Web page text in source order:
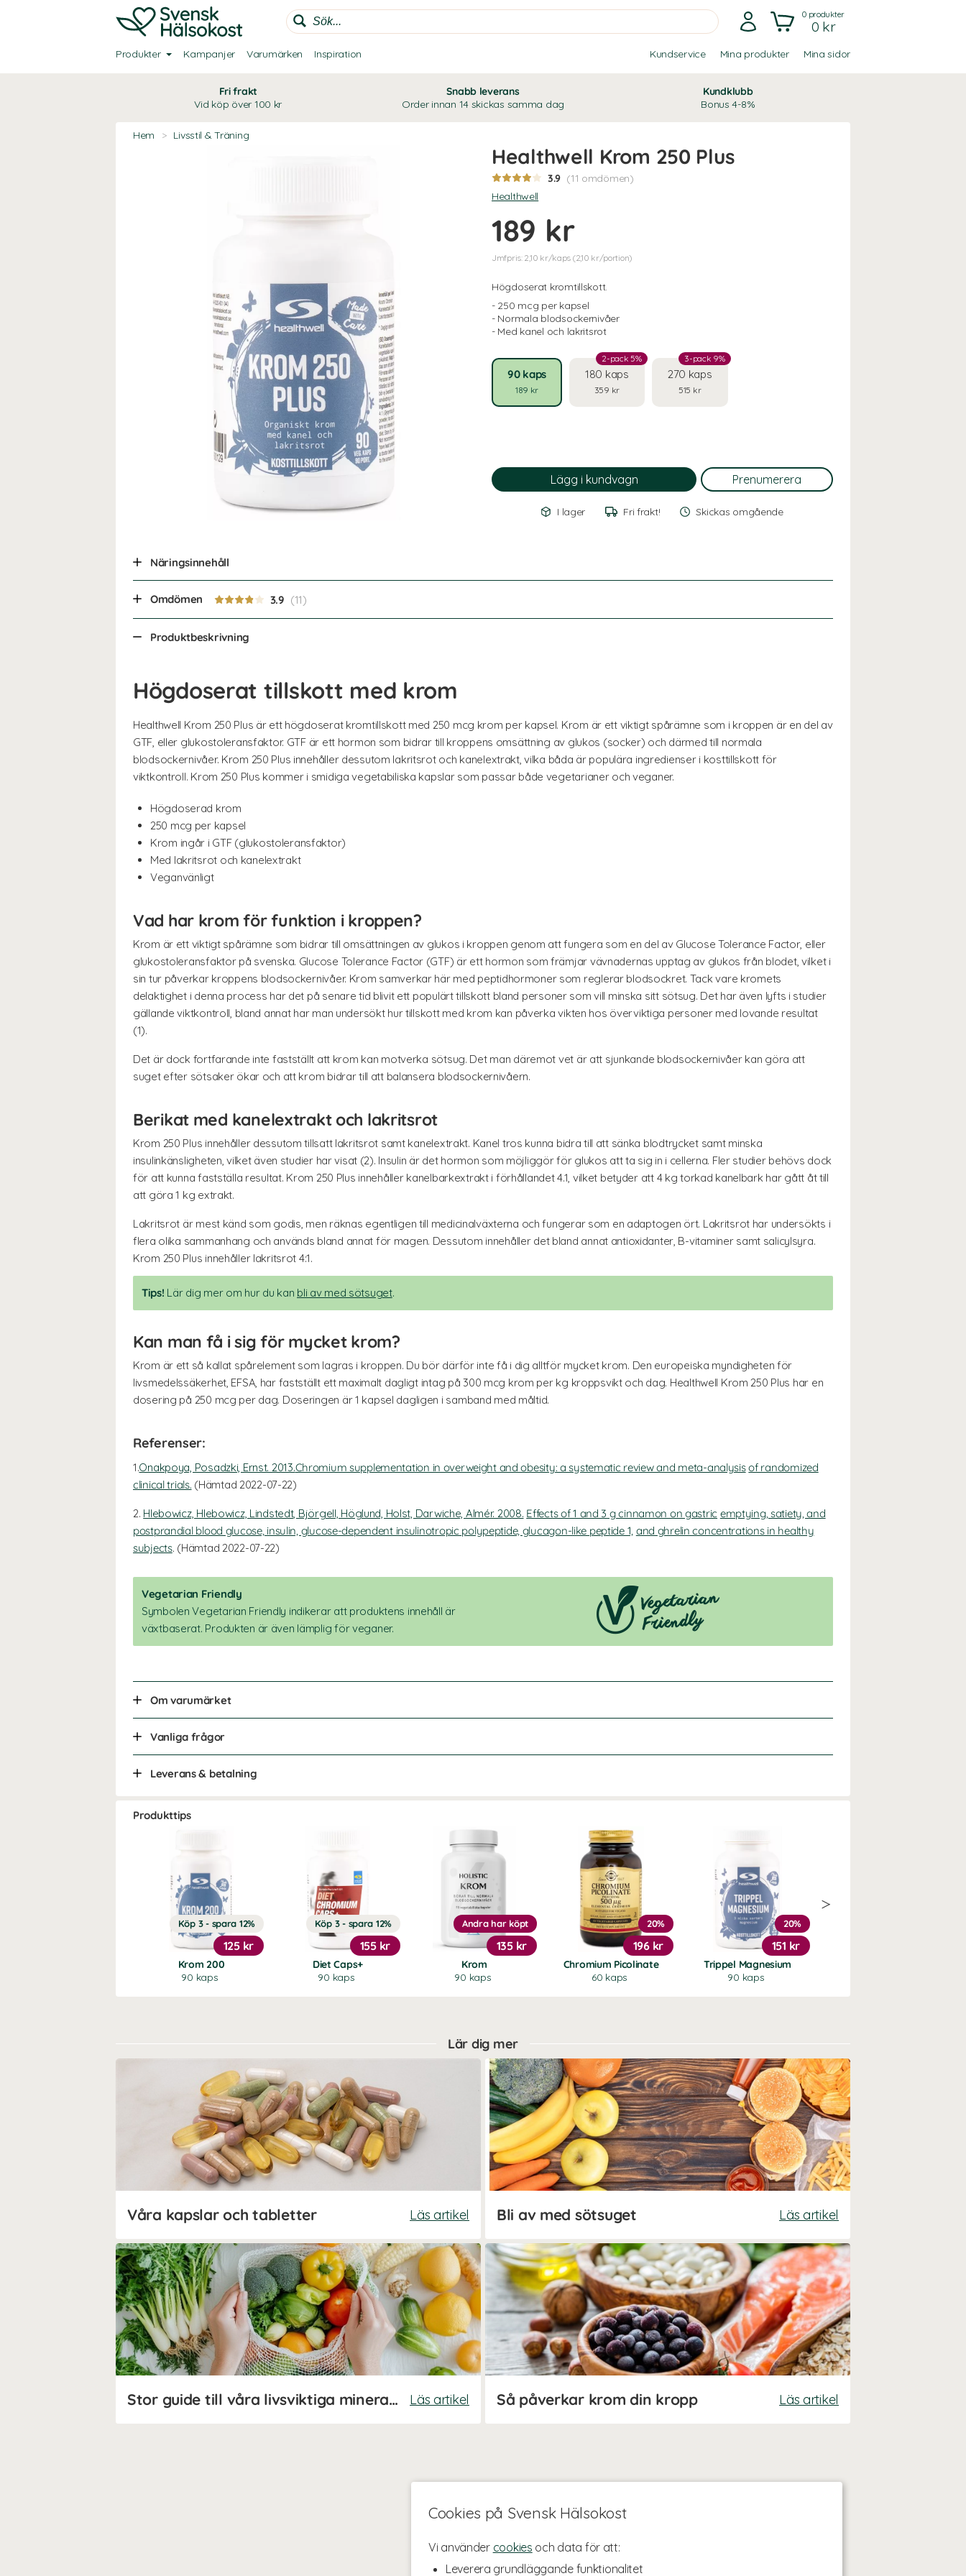
Cookies på Svensk Hälsokost
Vi använder cookies och data för att:
Leverera grundläggande funktionalitet
0produkter
0 kr
Produkter Kampanjer Varumärken Inspiration Kundservice Mina produkter Mina sidor
Fri frakt
Vid köp över 100 kr
Snabb leverans
Order innan 14 skickas samma dag
Kundklubb
Bonus 4-8%
Hem > Livsstil & Träning
Healthwell Krom 250 Plus
3.9 (11 omdömen)
Healthwell
189 kr
Jmfpris: 2,10 kr/kaps (2,10 kr/portion)
Högdoserat kromtillskott.
- 250 mcg per kapsel
- Normala blodsockernivåer
- Med kanel och lakritsrot
90 kaps
189 kr
180 kaps
359 kr
2-pack 5%
270 kaps
515 kr
3-pack 9%
I lager Fri frakt! Skickas omgående
Näringsinnehåll
Omdömen 3.9
Produktbeskrivning
Högdoserat tillskott med krom
Healthwell Krom 250 Plus är ett högdoserat kromtillskott med 250 mcg krom per kapsel. Krom är ett viktigt spårämne som i kroppen är en del av
GTF, eller glukostoleransfaktor. GTF är ett hormon som bidrar till kroppens omsättning av glukos (socker) och därmed till normala
blodsockernivåer. Krom 250 Plus innehåller dessutom lakritsrot och kanelextrakt, vilka båda är populära ingredienser i kosttillskott för
viktkontroll. Krom 250 Plus kommer i smidiga vegetabiliska kapslar som passar både vegetarianer och veganer.
Högdoserad krom
250 mcg per kapsel
Krom ingår i GTF (glukostoleransfaktor)
Med lakritsrot och kanelextrakt
Veganvänligt
Vad har krom för funktion i kroppen?
Krom är ett viktigt spårämne som bidrar till omsättningen av glukos i kroppen genom att fungera som en del av Glucose Tolerance Factor, eller
glukostoleransfaktor på svenska. Glucose Tolerance Factor (GTF) är ett hormon som främjar vävnadernas upptag av glukos från blodet, vilket i
sin tur påverkar kroppens blodsockernivåer. Krom samverkar här med peptidhormoner som reglerar blodsockret. Tack vare kromets
delaktighet i denna process har det på senare tid blivit ett populärt tillskott bland personer som vill minska sitt sötsug. Det har även lyfts i studier
gällande viktkontroll, bland annat har man undersökt hur tillskott med krom kan påverka vikten hos överviktiga personer med lovande resultat
(1).
Det är dock fortfarande inte fastställt att krom kan motverka sötsug. Det man däremot vet är att sjunkande blodsockernivåer kan göra att
suget efter sötsaker ökar och att krom bidrar till att balansera blodsockernivåern.
Berikat med kanelextrakt och lakritsrot
Krom 250 Plus innehåller dessutom tillsatt lakritsrot samt kanelextrakt. Kanel tros kunna bidra till att sänka blodtrycket samt minska
insulinkänsligheten, vilket även studier har visat (2). Insulin är det hormon som möjliggör för glukos att ta sig in i cellerna. Fler studier behövs dock
för att kunna fastställa resultat. Krom 250 Plus innehåller kanelbarkextrakt i förhållandet 4.1, vilket betyder att 4 kg torkad kanelbark har gått åt till
att göra 1 kg extrakt.
Lakritsrot är mest känd som godis, men räknas egentligen till medicinalväxterna och fungerar som en adaptogen ört. Lakritsrot har undersökts i
flera olika sammanhang och används bland annat för magen. Dessutom innehåller det bland annat antioxidanter, B-vitaminer samt salicylsyra.
Krom 250 Plus innehåller lakritsrot 4:1.
Tips! Lär dig mer om hur du kan bli av med sötsuget.
Kan man få i sig för mycket krom?
Krom är ett så kallat spårelement som lagras i kroppen. Du bör därför inte få i dig alltför mycket krom. Den europeiska myndigheten för
livsmedelssäkerhet, EFSA, har fastställt ett maximalt dagligt intag på 300 mcg krom per kg kroppsvikt och dag. Healthwell Krom 250 Plus har en
dosering på 250 mcg per dag. Doseringen är 1 kapsel dagligen i samband med måltid.
Referenser:
1.Onakpoya, Posadzki, Ernst. 2013.Chromium supplementation in overweight and obesity: a systematic review and meta-analysisof randomized
clinical trials. (Hämtad 2022-07-22)
2. Hlebowicz, Hlebowicz, Lindstedt, Björgell, Höglund, Holst, Darwiche, Almér. 2008. Effects of 1 and 3 g cinnamon on gastric emptying, satiety, and
postprandial blood glucose, insulin, glucose-dependent insulinotropic polypeptide, glucagon-like peptide 1, and ghrelin concentrations in healthy
subjects. (Hämtad 2022-07-22)
Vegetarian Friendly
Symbolen Vegetarian Friendly indikerar att produktens innehåll är
växtbaserat. Produkten är även lämplig för veganer.
Om varumärket
Vanliga frågor
Leverans & betalning
Produkttips
Krom 200
90 kaps
Köp 3 - spara 12%
125 kr
Diet Caps+
90 kaps
Köp 3 - spara 12%
155 kr
Krom
90 kaps
Andra har köpt
135 kr
Chromium Picolinate
60 kaps
20%
196 kr
Trippel Magnesium
90 kaps
20%
151 kr
Lär dig mer
Våra kapslar och tabletter Läs artikel Bli av med sötsuget Läs artikel
Stor guide till våra livsviktiga mineraler Läs artikel Så påverkar krom din kropp Läs artikel